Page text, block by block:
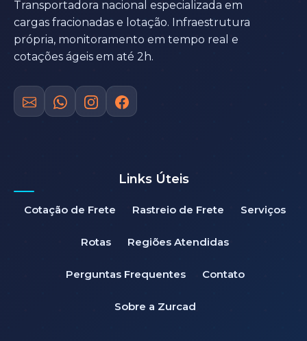
Transportadora nacional especializada em
cargas fracionadas e lotação. Infraestrutura
própria, monitoramento em tempo real e
cotações ágeis em até 2h.
Links Úteis
Cotação de Frete Rastreio de Frete Serviços
Rotas Regiões Atendidas
Perguntas Frequentes Contato
Sobre a Zurcad